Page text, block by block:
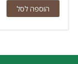
הוספה לסל